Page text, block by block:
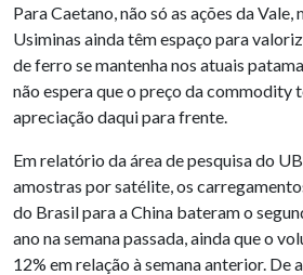
Para Caetano, não só as ações da Vale,
Usiminas ainda têm espaço para
de ferro se mantenha nos atuais
não espera que o preço da commodity
apreciação daqui para frente.
Em relatório da área de pesquisa do
amostras por satélite, os
do Brasil para a China bateram o
ano na semana passada, ainda que o
12% em relação à semana anterior. De